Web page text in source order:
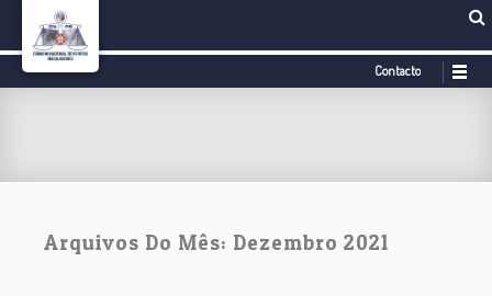
Contacto
Arquivos Do Mês: Dezembro 2021